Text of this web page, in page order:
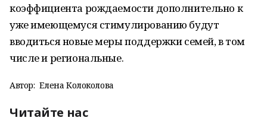
коэффициента рождаемости дополнительно к
уже имеющемуся стимулированию будут
вводиться новые меры поддержки семей, в том
числе и региональные.
Автор: Елена Колоколова
Читайте нас